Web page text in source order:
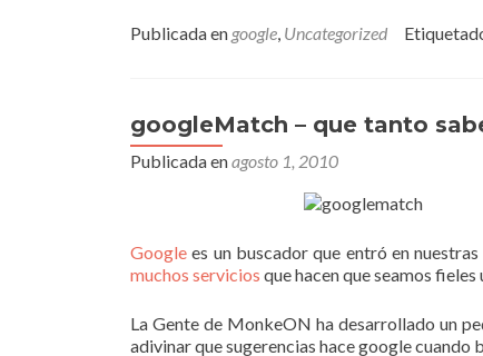
Publicada en google, Uncategorized
googleMatch – que tanto
Publicada enagosto 1, 2010
Google es un buscador que entró en
muchos servicios que hacen que seamos
La Gente de MonkeON ha desarrollado un
adivinar que sugerencias hace google cuando